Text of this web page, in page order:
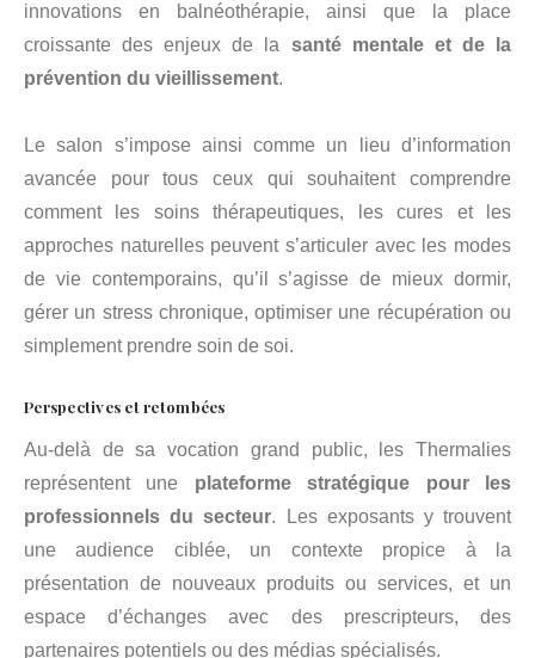
innovations en balnéothérapie, ainsi que la place
croissante des enjeux de la santé mentale et de la
prévention du vieillissement.
Le salon s’impose ainsi comme un lieu d’information
avancée pour tous ceux qui souhaitent comprendre
comment les soins thérapeutiques, les cures et les
approches naturelles peuvent s’articuler avec les modes
de vie contemporains, qu’il s’agisse de mieux dormir,
gérer un stress chronique, optimiser une récupération ou
simplement prendre soin de soi.
Perspectives et retombées
Au-delà de sa vocation grand public, les Thermalies
représentent une plateforme stratégique pour les
professionnels du secteur. Les exposants y trouvent
une audience ciblée, un contexte propice à la
présentation de nouveaux produits ou services, et un
espace d’échanges avec des prescripteurs, des
partenaires potentiels ou des médias spécialisés.